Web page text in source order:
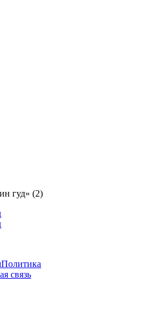
гуд» (2)
Политика
связь